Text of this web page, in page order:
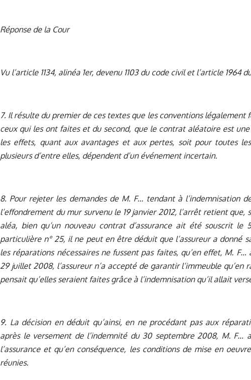
Réponse de la Cour
Vu l’article 1134, alinéa 1er, devenu 1103 du code civil et l’article 1964
7. Il résulte du premier de ces textes que les conventions légalement
ceux qui les ont faites et du second, que le contrat aléatoire est
les effets, quant aux avantages et aux pertes, soit pour toutes
plusieurs d’entre elles, dépendent d’un événement incertain.
8. Pour rejeter les demandes de M. F… tendant à l’indemnisation
l’effondrement du mur survenu le 19 janvier 2012, l’arrêt retient que,
aléa, bien qu’un nouveau contrat d’assurance ait été souscrit
particulière n° 25, il ne peut en être déduit que l’assureur a donné
les réparations nécessaires ne fussent pas faites, qu’en effet, M.
29 juillet 2008, l’assureur n’a accepté de garantir l’immeuble qu’en
pensait qu’elles seraient faites grâce à l’indemnisation qu’il allait
9. La décision en déduit qu’ainsi, en ne procédant pas aux
après le versement de l’indemnité du 30 septembre 2008, M. F…
l’assurance et qu’en conséquence, les conditions de mise en
réunies.